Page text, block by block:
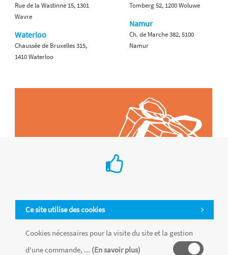
Ce site utilise des cookies
Cookies nécessaires pour la visite du site et la gestion
d'une commande, ... (En savoir plus)
Rue de la Wastinne 15, 1301
Wavre
Waterloo
Chaussée de Bruxelles 315,
1410 Waterloo
Tomberg 52, 1200 Woluwe
Namur
Ch. de Marche 382, 5100
Namur